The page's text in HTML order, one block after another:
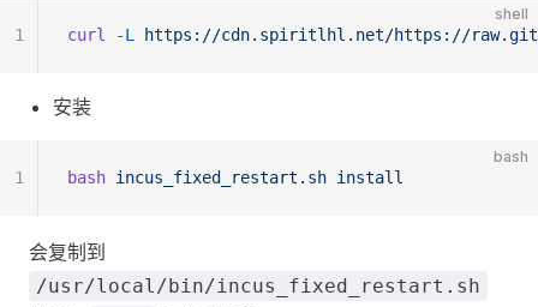
shell
curl -L https://cdn.spiritlhl.net/https://
1
安装
bash
bash incus_fixed_restart.sh install
1
会复制到
/usr/local/bin/incus_fixed_restart.sh